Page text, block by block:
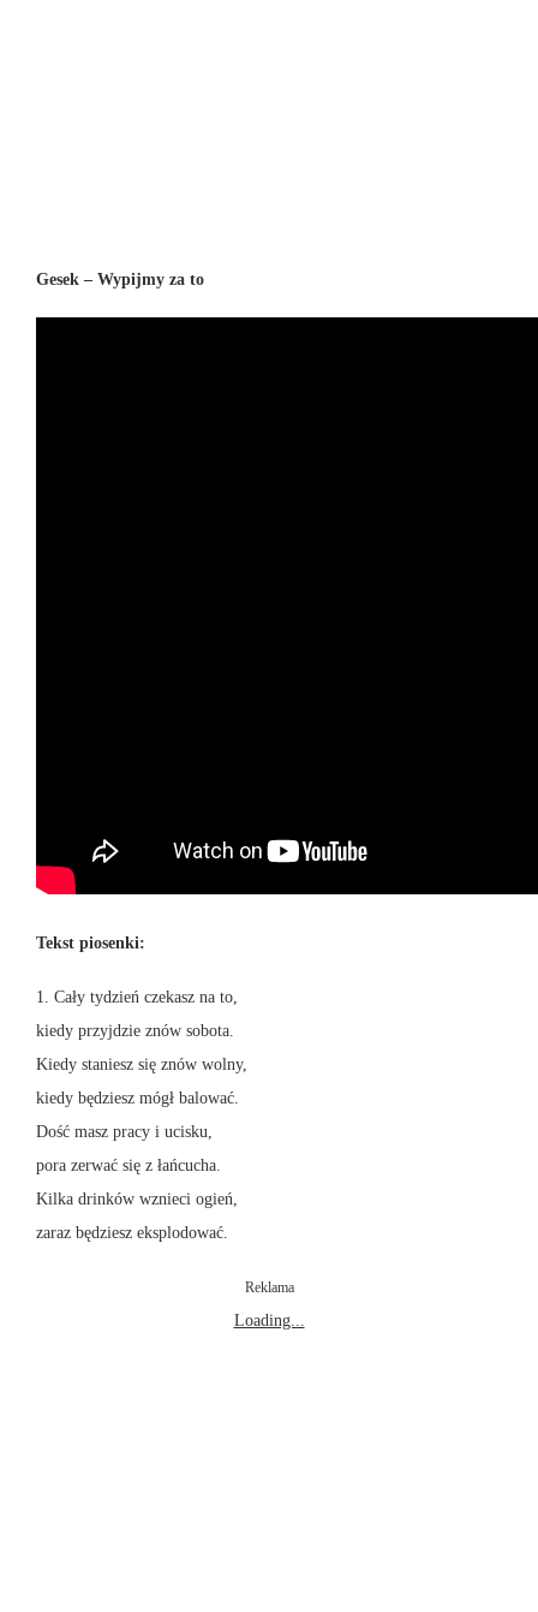
Gesek – Wypijmy za to
Tekst piosenki:
1. Cały tydzień czekasz na to,
kiedy przyjdzie znów sobota.
Kiedy staniesz się znów wolny,
kiedy będziesz mógł balować.
Dość masz pracy i ucisku,
pora zerwać się z łańcucha.
Kilka drinków wznieci ogień,
zaraz będziesz eksplodować.
Reklama
Loading...